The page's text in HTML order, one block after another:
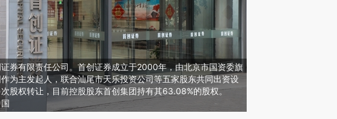
券有限责任公司。首创证券成立于2000年，由北京市国资委旗
为主发起人，联合汕尾市天乐投资公司等五家股东共同出资设
股权转让，目前控股股东首创集团持有其63.08%的股权。